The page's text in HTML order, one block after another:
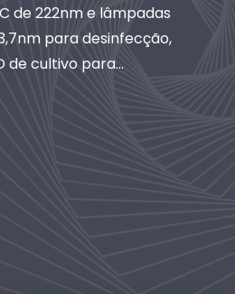
de 222nm e lâmpadas
para desinfecção,
de cultivo para
e purificação
soluções orientadas